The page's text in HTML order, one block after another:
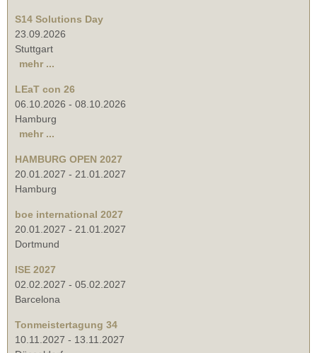
S14 Solutions Day
23.09.2026
Stuttgart
mehr ...
LEaT con 26
06.10.2026 - 08.10.2026
Hamburg
mehr ...
HAMBURG OPEN 2027
20.01.2027 - 21.01.2027
Hamburg
boe international 2027
20.01.2027 - 21.01.2027
Dortmund
ISE 2027
02.02.2027 - 05.02.2027
Barcelona
Tonmeistertagung 34
10.11.2027 - 13.11.2027